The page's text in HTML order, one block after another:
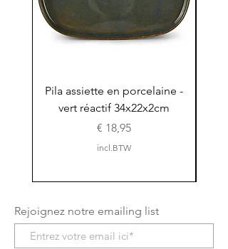
Pila assiette en porcelaine -
vert réactif 34x22x2cm
Prijs
€ 18,95
incl.BTW
Rejoignez notre emailing list